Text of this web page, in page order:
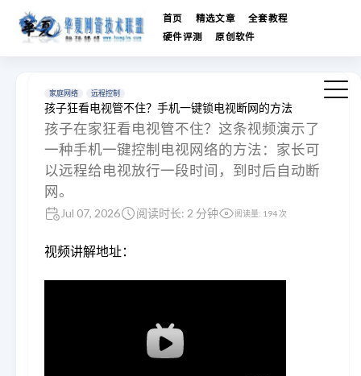
首页 精选文章
全套教程
硬件评测
原创软件
家庭网络 远程控制
孩子狂看电视管不住？手机一键锁电视断网的方法
孩子在家狂看电视管不住？这条视频演示了
一种手机一键控制电视网络的方法：家长可
以远程给电视放行一段时间，到时后自动断
网。
Jul 07, 2026 阅读时长: 2 分钟 阅读量: 194 次
视频讲解地址：